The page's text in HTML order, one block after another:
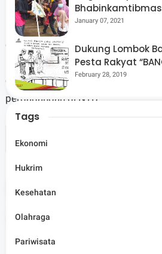
kebijakan pada tahun pertama
Dinda. Dampak jangka panjang
ekonomi dan pemerataan layanan
bergantung pada keberlanjutan
operasional, serta perkembangan
perdagangan di NTB.
Share
Pantau Kegiatan
January 07, 2021
Dukung Lombok
Pesta Rakyat
Kembali Digelar
February 28, 2019
Tags
Ekonomi
Hukrim
Kesehatan
Olahraga
Pariwisata